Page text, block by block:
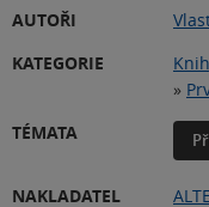
AUTOŘI
KATEGORIE
»
TÉMATA
NAKLADATEL